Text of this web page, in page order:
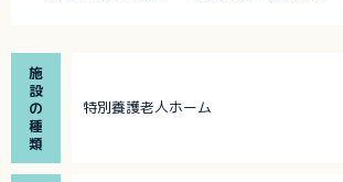
施
設
の
種
類
特別養護老人ホーム